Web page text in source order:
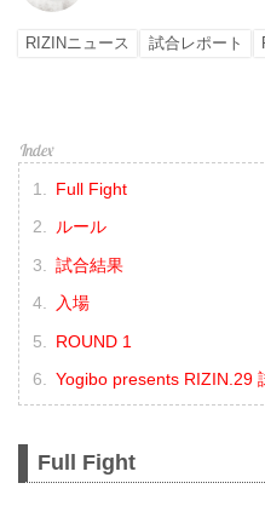
RIZINニュース 試合レポート
Full Fight
ルール
試合結果
入場
ROUND 1
Yogibo presents RIZIN.29
Full Fight